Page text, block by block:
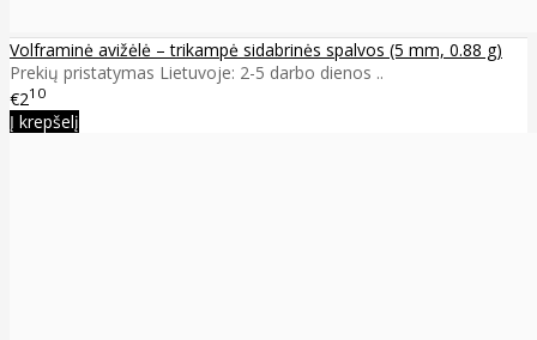
Volframinė avižėlė – trikampė sidabrinės spalvos (5 mm, 0.88 g)
Prekių pristatymas Lietuvoje: 2-5 darbo dienos ..
€210
Į krepšelį